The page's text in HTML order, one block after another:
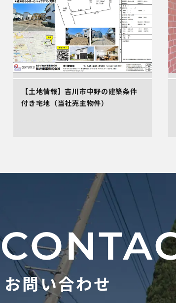
【土地情報】吉川市中野の建築条件
付き宅地（当社売主物件）
お問い合わせ